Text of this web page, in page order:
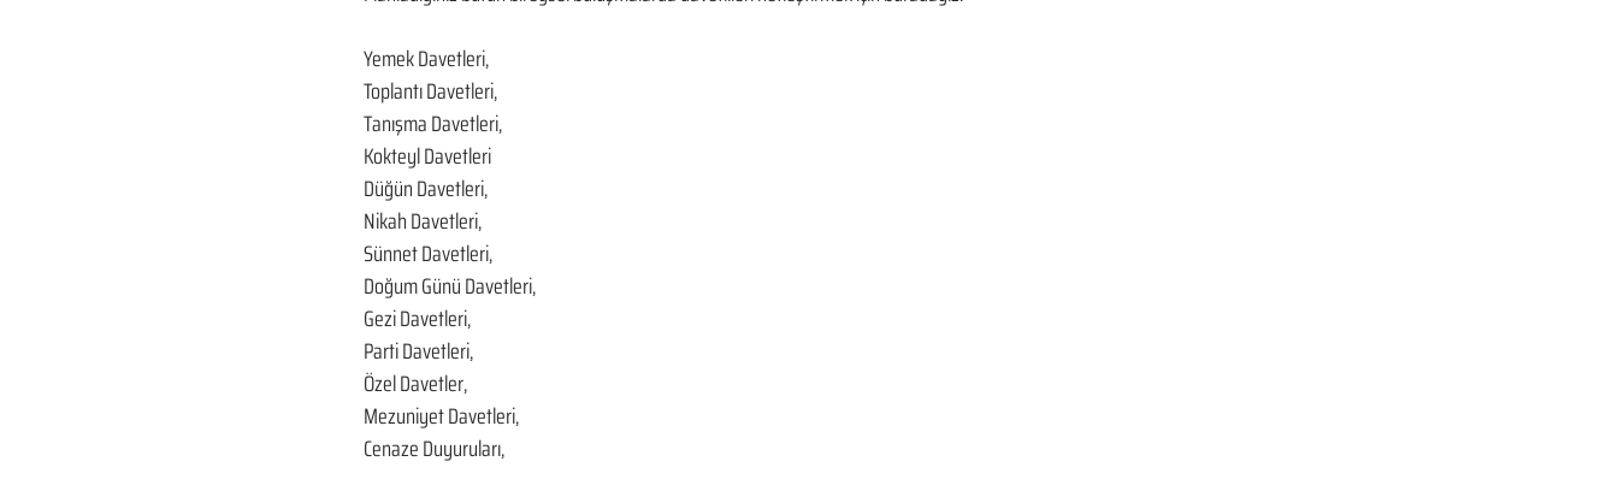
Yemek Davetleri,
Toplantı Davetleri,
Tanışma Davetleri,
Kokteyl Davetleri
Düğün Davetleri,
Nikah Davetleri,
Sünnet Davetleri,
Doğum Günü Davetleri,
Gezi Davetleri,
Parti Davetleri,
Özel Davetler,
Mezuniyet Davetleri,
Cenaze Duyuruları,